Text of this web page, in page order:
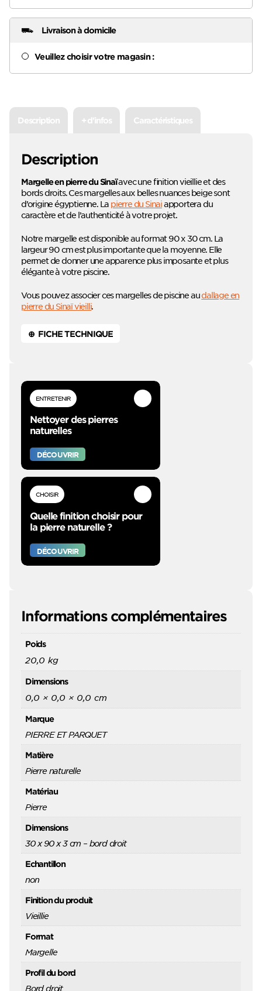
Livraison à domicile
Veuillez choisir votre magasin :
Description + d'infos Caractéristiques
Description
Margelle en pierre du Sinaïavec une finition vieillie et des
bords droits. Ces margelles aux belles nuances beige sont
d’origine égyptienne. La pierre du Sinaiapportera du
caractère et de l’authenticité à votre projet.
Notre margelle est disponible au format 90 x 30 cm. La
largeur 90 cm est plus importante que la moyenne. Elle
permet de donner une apparence plus imposante et plus
élégante à votre piscine.
Vous pouvez associer ces margelles de piscine audallage en
pierre du Sinaï vieilli.
⊕ FICHE TECHNIQUE
ENTRETENIR
Nettoyer des pierres
naturelles
DÉCOUVRIR
CHOISIR
Quelle finition choisir pour
la pierre naturelle ?
DÉCOUVRIR
Informations complémentaires
Poids
20,0 kg
Dimensions
0,0 × 0,0 × 0,0 cm
Marque
PIERRE ET PARQUET
Matière
Pierre naturelle
Matériau
Pierre
Dimensions
30 x 90 x 3 cm – bord droit
Echantillon
non
Finition du produit
Vieillie
Format
Margelle
Profil du bord
Bord droit